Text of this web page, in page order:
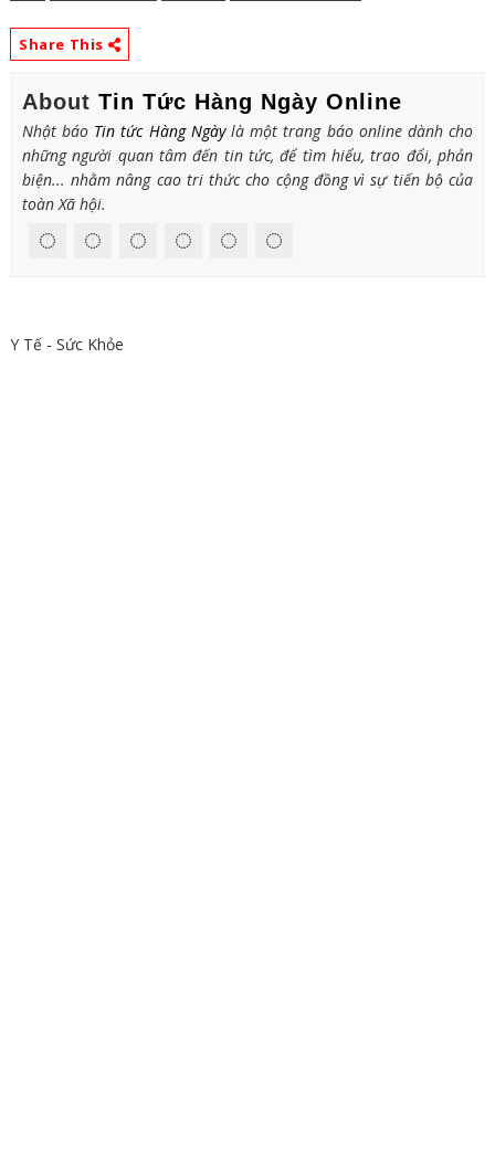
Share This
About Tin Tức Hàng Ngày Online
Nhật báo Tin tức Hàng Ngàylà một trang báo online dành cho
những người quan tâm đến tin tức, để tìm hiểu, trao đổi, phản
biện... nhằm nâng cao tri thức cho cộng đồng vì sự tiến bộ của
toàn Xã hội.
Y Tế - Sức Khỏe